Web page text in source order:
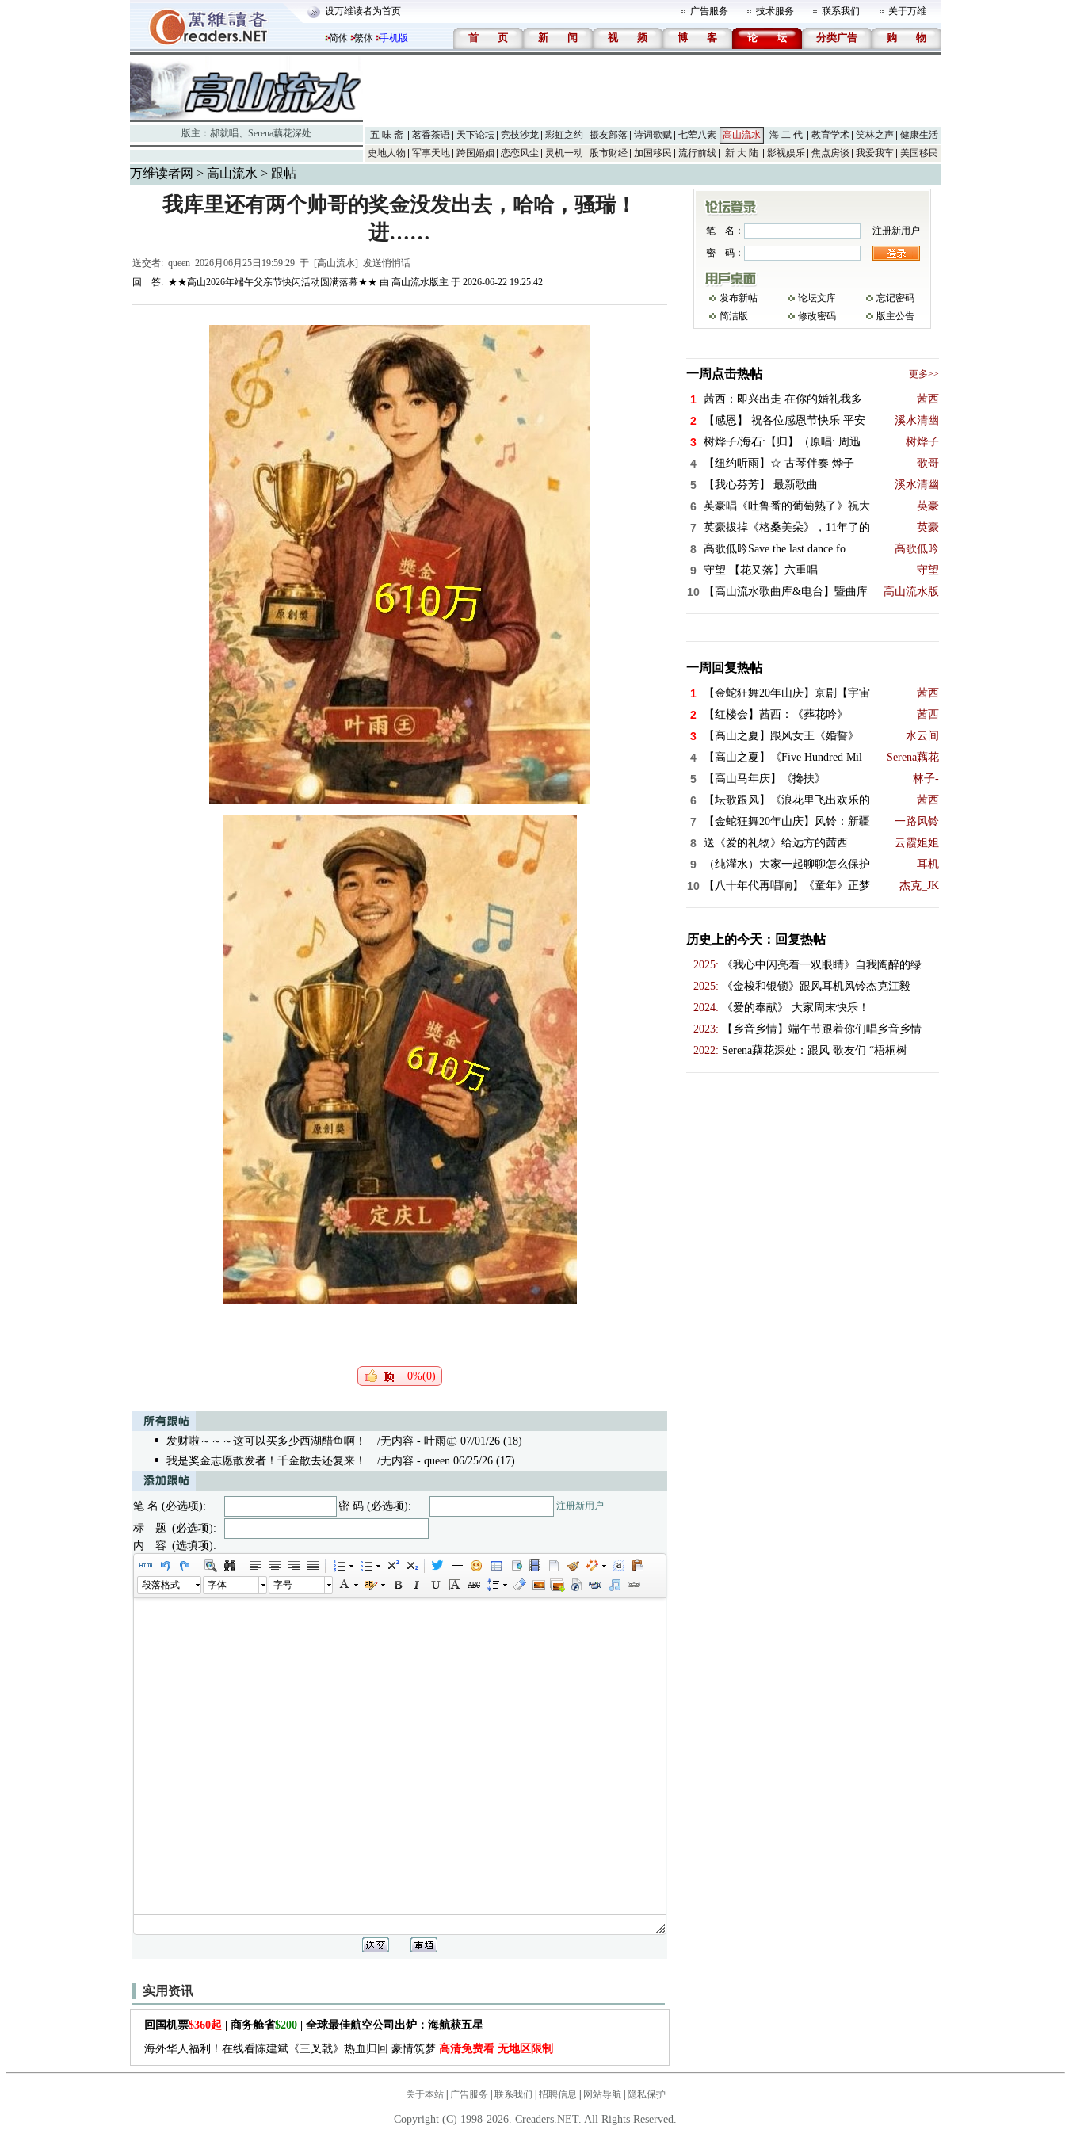
设万维读者为首页 广告服务 技术服务 联系我们 关于万维
简体 繁体 手机版 首 页 新 闻 视 频 博 客 论 坛 分类广告 购 物
版主： 郝就唱、 Serena藕花深处 五 味 斋 茗香茶语 天下论坛 竞技沙龙 彩虹之约 摄友部落 诗词歌赋 七荤八素 高山流水 海 二 代 教育学术 笑林之声
健康生活
史地人物
军事天地 跨国婚姻 恋恋风尘 灵机一动 股市财经 加国移民 流行前线 新 大 陆 影视娱乐 焦点房谈 我爱我车 美国移民
万维读者网 > 高山流水 > 跟帖
我库里还有两个帅哥的奖金没发出去，哈哈，骚瑞！
进……
送交者: queen2026月06月25日19:59:29 于 [高山流水] 发送悄悄话
回 答: ★★高山2026年端午父亲节快闪活动圆满落幕★★ 由 高山流水版主 于 2026-06-22 19:25:42
0%(0)
发财啦～～～这可以买多少西湖醋鱼啊！
/无内容 - 叶雨㊣ 07/01/26 (18)
我是奖金志愿散发者！千金散去还复来！
/无内容 - queen 06/25/26 (17)
笔 名 (必选项): 密 码 (必选项): 注册新用户
标 题 (必选项):
内 容 (选填项):
段落格式 字体 字号
实用资讯
回国机票$360起 | 商务舱省$200| 全球最佳航空公司出炉：海航获五星
海外华人福利！在线看陈建斌《三叉戟》热血归回 豪情筑梦 高清免费看 无地区限制
笔 名：
注册新用户
密 码：
发布新帖 论坛文库
忘记密码
简洁版
修改密码 版主公告
一周点击热帖 更多>>
1 茜西：即兴出走 在你的婚礼我多 茜西
2 【感恩】 祝各位感恩节快乐 平安 溪水清幽
3 树烨子/海石:【归】（原唱: 周迅 树烨子
4 【纽约听雨】☆ 古琴伴奏 烨子 歌哥
5 【我心芬芳】 最新歌曲 溪水清幽
6 英豪唱《吐鲁番的葡萄熟了》祝大 英豪
7 英豪拔掉《格桑美朵》，11年了的 英豪
8 高歌低吟Save the last dance fo 高歌低吟
9 守望 【花又落】六重唱 守望
10 【高山流水歌曲库&电台】暨曲库 高山流水版
一周回复热帖
1 【金蛇狂舞20年山庆】京剧【宇宙 茜西
2 【红楼会】茜西：《葬花吟》 茜西
3 【高山之夏】跟风女王《婚誓》 水云间
4 【高山之夏】《Five Hundred Mil Serena藕花
5 【高山马年庆】《搀扶》 林子-
6 【坛歌跟风】《浪花里飞出欢乐的 茜西
7 【金蛇狂舞20年山庆】风铃：新疆 一路风铃
8 送《爱的礼物》给远方的茜西 云霞姐姐
9 （纯灌水）大家一起聊聊怎么保护 耳机
10 【八十年代再唱响】《童年》正梦 杰克_JK
历史上的今天：回复热帖
2025:
《我心中闪亮着一双眼睛》自我陶醉的绿
2025:
《金梭和银锁》跟风耳机风铃杰克江毅
2024:
《爱的奉献》 大家周末快乐！
2023:
【乡音乡情】端午节跟着你们唱乡音乡情
2022: Serena藕花深处：跟风 歌友们 “梧桐树
关于本站| 广告服务 联系我们 招聘信息 网站导航| 隐私保护
Copyright (C) 1998-2026. Creaders.NET. All Rights Reserved.